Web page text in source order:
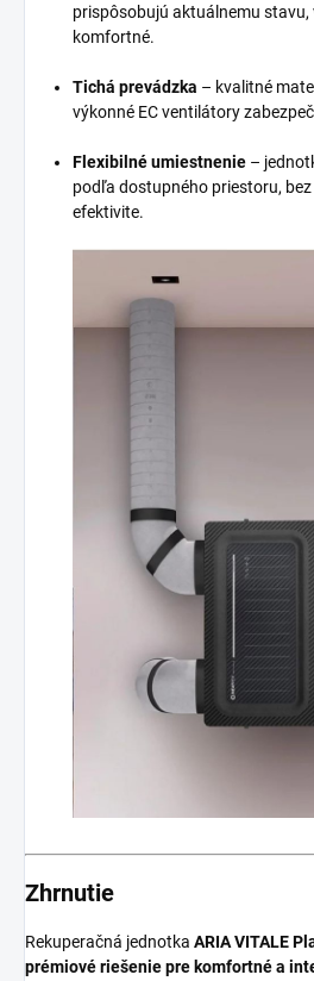
prispôsobujú aktuálnemu stavu,
komfortné.
Tichá prevádzka – kvalitné
výkonné EC ventilátory
Flexibilné umiestnenie –
podľa dostupného priestoru,
efektivite.
Zhrnutie
Rekuperačná jednotka ARIA VITALE
prémiové riešenie pre komfortné a